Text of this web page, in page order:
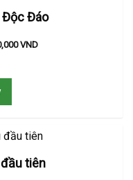
Độc Đáo
VND
tiên